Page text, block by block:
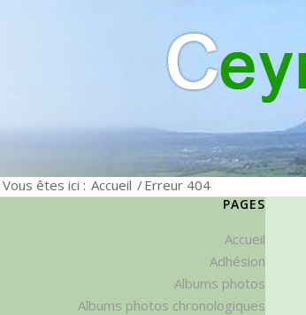
Vous êtes ici : Accueil / Erreur 404
PAGES
Accueil
Adhésion
Albums photos
Albums photos chronologiques